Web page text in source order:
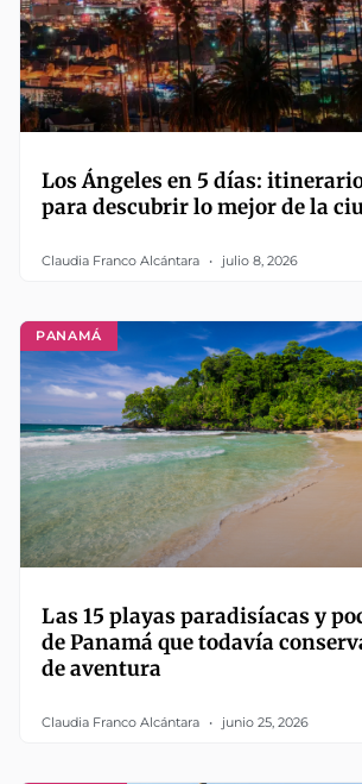
Los Ángeles en 5 días:
para descubrir lo mejor de la
Claudia Franco Alcántara julio 8, 2026
PANAMÁ
Las 15 playas paradisíacas y
de Panamá que todavía
de aventura
Claudia Franco Alcántara junio 25, 2026